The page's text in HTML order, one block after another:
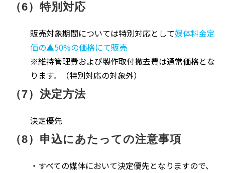
（6）特別対応
販売対象期間については特別対応として媒体料金定
価の▲50%の価格にて販売
※維持管理費および製作取付撤去費は通常価格とな
ります。（特別対応の対象外）
（7）決定方法
決定優先
（8）申込にあたっての注意事項
・すべての媒体において決定優先となりますので、